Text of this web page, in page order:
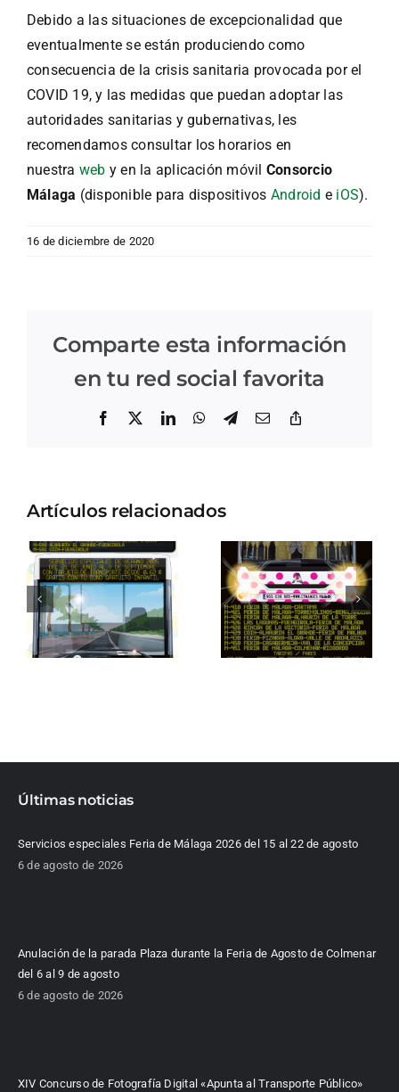
Debido a las situaciones de excepcionalidad que
eventualmente se están produciendo como
consecuencia de la crisis sanitaria provocada por el
COVID 19, y las medidas que puedan adoptar las
autoridades sanitarias y gubernativas, les
recomendamos consultar los horarios en
nuestra web y en la aplicación móvil Consorcio
Málaga (disponible para dispositivos Android e iOS).
16 de diciembre de 2020
Comparte esta información
en tu red social favorita
Facebook LinkedInWhatsApp
Telegram
Correo
Artículos relacionados
Últimas noticias
Servicios especiales Feria de Málaga 2026 del 15 al 22 de agosto
6 de agosto de 2026
Anulación de la parada Plaza durante la Feria de Agosto de Colmenar
del 6 al 9 de agosto
6 de agosto de 2026
XIV Concurso de Fotografía Digital «Apunta al Transporte Público»